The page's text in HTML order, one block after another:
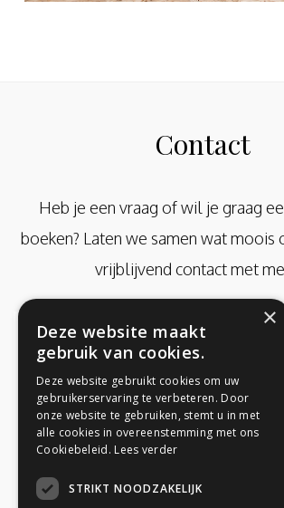
Contact
Heb je een vraag of wil je graag
boeken? Laten we samen wat moois
vrijblijvend contact met
06 22 999 706
×
Deze website maakt
gebruik van cookies.
Deze website gebruikt cookies om uw
gebruikerservaring te verbeteren. Door
onze website te gebruiken, stemt u in met
alle cookies in overeenstemming met ons
Cookiebeleid. Lees verder
STRIKT NOODZAKELIJK